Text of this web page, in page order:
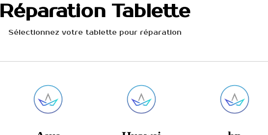
Réparation Tablette
Sélectionnez votre tablette pour réparation